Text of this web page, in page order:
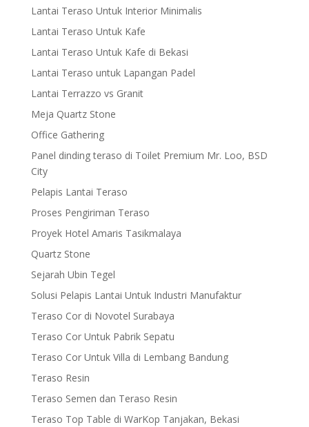
Lantai Teraso Untuk Interior Minimalis
Lantai Teraso Untuk Kafe
Lantai Teraso Untuk Kafe di Bekasi
Lantai Teraso untuk Lapangan Padel
Lantai Terrazzo vs Granit
Meja Quartz Stone
Office Gathering
Panel dinding teraso di Toilet Premium Mr. Loo, BSD
City
Pelapis Lantai Teraso
Proses Pengiriman Teraso
Proyek Hotel Amaris Tasikmalaya
Quartz Stone
Sejarah Ubin Tegel
Solusi Pelapis Lantai Untuk Industri Manufaktur
Teraso Cor di Novotel Surabaya
Teraso Cor Untuk Pabrik Sepatu
Teraso Cor Untuk Villa di Lembang Bandung
Teraso Resin
Teraso Semen dan Teraso Resin
Teraso Top Table di WarKop Tanjakan, Bekasi